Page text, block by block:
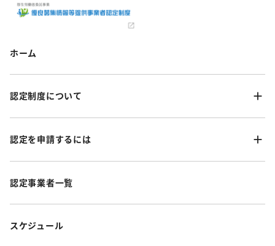
ホーム
認定制度について
認定を申請するには
認定事業者一覧
スケジュール